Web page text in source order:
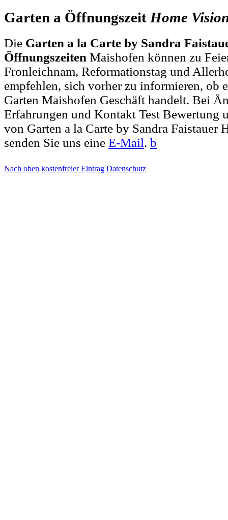
Garten a Öffnungszeit Home
Die Garten a la Carte by Sandra
Öffnungszeiten Maishofen können zu
Fronleichnam, Reformationstag und
empfehlen, sich vorher zu informieren, ob
Garten Maishofen Geschäft handelt. Bei
Erfahrungen und Kontakt Test Bewertung
von Garten a la Carte by Sandra Faistauer
senden Sie uns eine E-Mail. b
Nach oben kostenfreier Eintrag Datenschutz